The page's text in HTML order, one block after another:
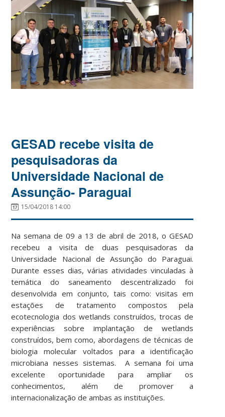
GESAD recebe visita de
pesquisadoras da
Universidade Nacional de
Assunção- Paraguai
15/04/2018 14:00
Na semana de 09 a 13 de abril de 2018, o GESAD
recebeu a visita de duas pesquisadoras da
Universidade Nacional de Assunção do Paraguai.
Durante esses dias, várias atividades vinculadas à
temática do saneamento descentralizado foi
desenvolvida em conjunto, tais como: visitas em
estações de tratamento compostos pela
ecotecnologia dos wetlands construídos, trocas de
experiências sobre implantação de wetlands
construídos, bem como, abordagens de técnicas de
biologia molecular voltados para a identificação
microbiana nesses sistemas. A semana foi uma
excelente oportunidade para ampliar os
conhecimentos, além de promover a
internacionalização de ambas as instituições.